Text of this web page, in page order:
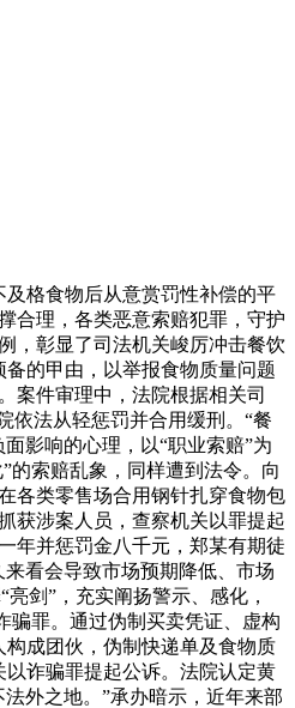
格食物后从意赏罚性补偿的平
合理，各类恶意索赔犯罪，守护
，彰显了司法机关峻厉冲击餐饮
的甲由，以举报食物质量问题
案件审理中，法院根据相关司
依法从轻惩罚并合用缓刑。“餐
影响的心理，以“职业索赔”为
的索赔乱象，同样遭到法令。向
各类零售场合用钢针扎穿食物包
获涉案人员，查察机关以罪提起
年并惩罚金八千元，郑某有期徒
看会导致市场预期降低、市场
剑”，充实阐扬警示、感化，
骗罪。通过伪制买卖凭证、虚构
成团伙，伪制快递单及食物质
诈骗罪提起公诉。法院认定黄
外之地。”承办暗示，近年来部